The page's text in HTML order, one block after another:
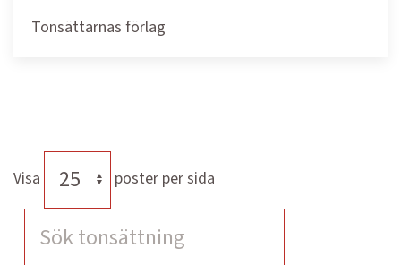
Tonsättarnas förlag
Visa poster per sida